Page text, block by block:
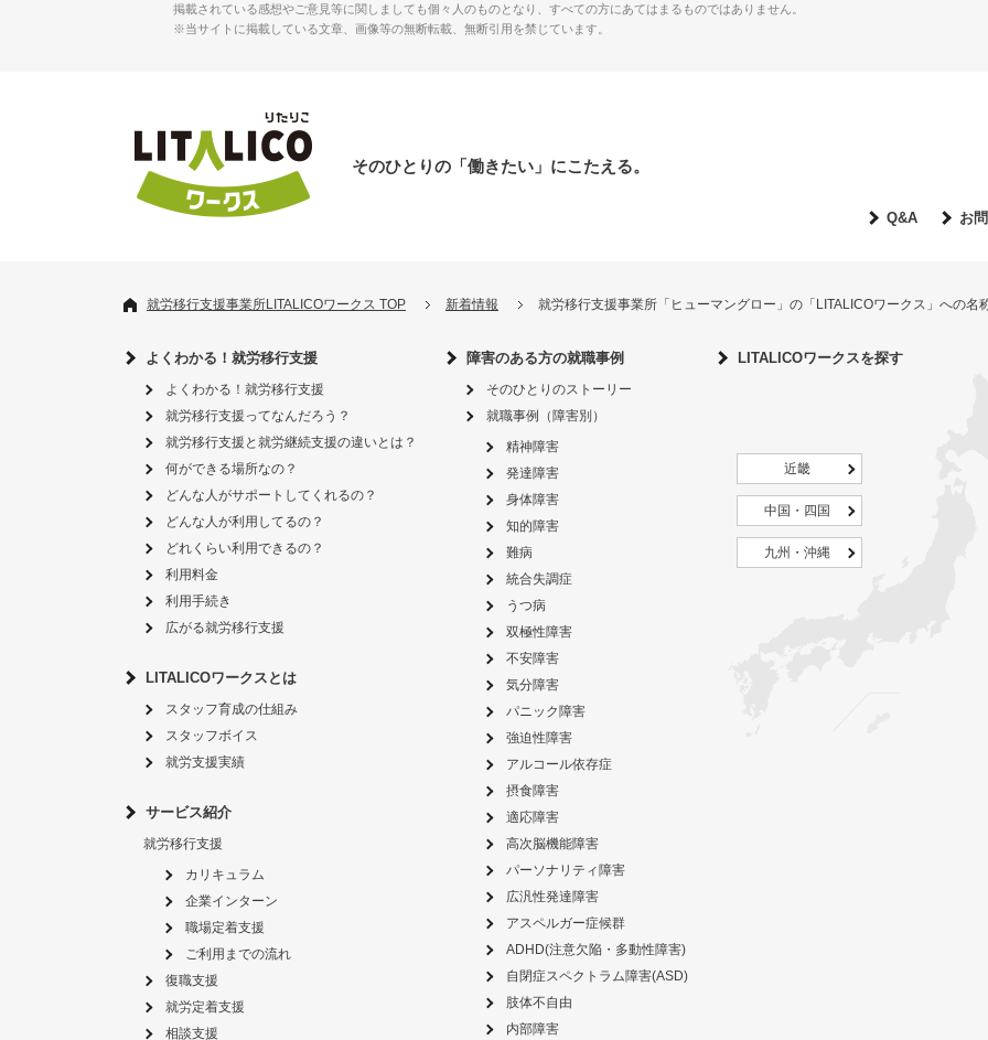
掲載されている感想やご意見等に関しましても個々人のものとなり、すべての方にあてはまるものではありません。
※当サイトに掲載している文章、画像等の無断転載、無断引用を禁じています。
そのひとりの「働きたい」にこたえる。
Q&A お
就労移行支援事業所LITALICOワークス TOP 新着情報 就労移行支援事業所「ヒューマングロー」の「LITALICOワークス」への名
よくわかる！就労移行支援
よくわかる！就労移行支援
就労移行支援ってなんだろう？
就労移行支援と就労継続支援の違いとは？
何ができる場所なの？
どんな人がサポートしてくれるの？
どんな人が利用してるの？
どれくらい利用できるの？
利用料金
利用手続き
広がる就労移行支援
LITALICOワークスとは
スタッフ育成の仕組み
スタッフボイス
就労支援実績
サービス紹介
就労移行支援
カリキュラム
企業インターン
職場定着支援
ご利用までの流れ
復職支援
就労定着支援
相談支援
障害のある方の就職事例
そのひとりのストーリー
就職事例（障害別）
精神障害
発達障害
身体障害
知的障害
難病
統合失調症
うつ病
双極性障害
不安障害
気分障害
パニック障害
強迫性障害
アルコール依存症
摂食障害
適応障害
高次脳機能障害
パーソナリティ障害
広汎性発達障害
アスペルガー症候群
ADHD(注意欠陥・多動性障害)
自閉症スペクトラム障害(ASD)
肢体不自由
内部障害
LITALICOワークスを探す
近畿
中国・四国
九州・沖縄